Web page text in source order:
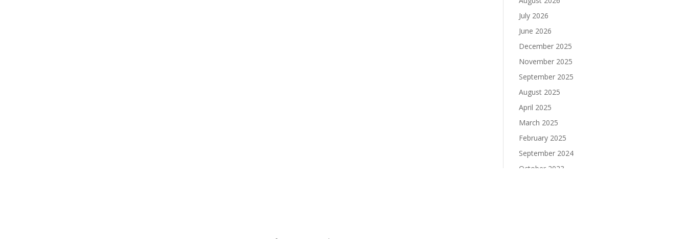
July 2026
June 2026
December 2025
November 2025
September 2025
August 2025
April 2025
March 2025
February 2025
September 2024
October 2023